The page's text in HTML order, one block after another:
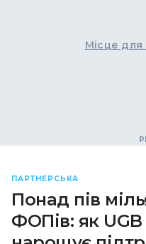
Місце
ПАРТНЕРСЬКА
Понад пів
ФОПів: як